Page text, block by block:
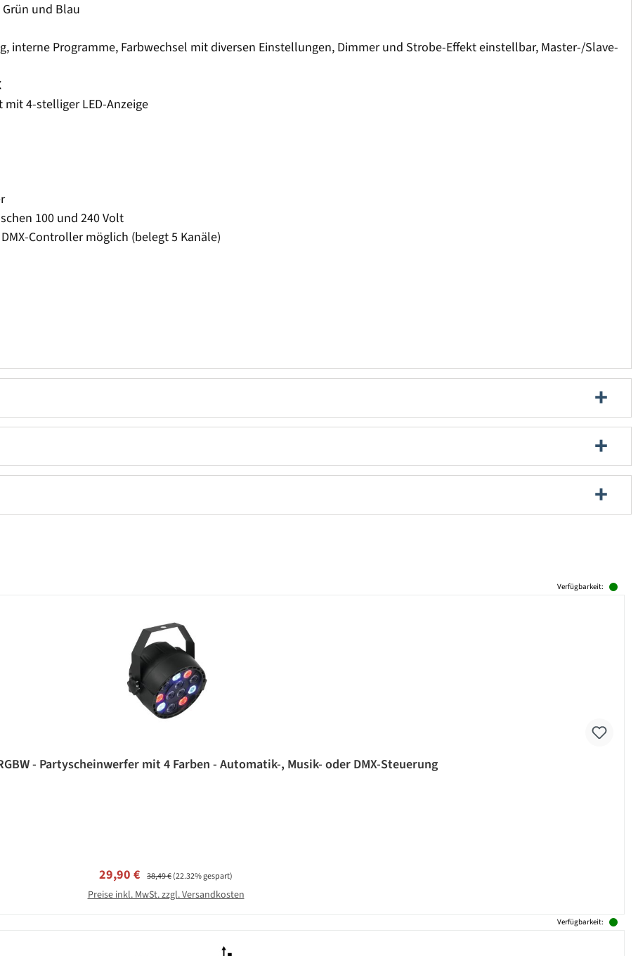
und Blau
interne Programme, Farbwechsel mit diversen Einstellungen, Dimmer und Strobe-Effekt einstellbar, Master-/Slave-
4-stelliger LED-Anzeige
100 und 240 Volt
Controller möglich (belegt 5 Kanäle)
Verfügbarkeit:
- Partyscheinwerfer mit 4 Farben - Automatik-, Musik- oder DMX-Steuerung
Verkaufspreis:
29,90 € Regulärer Preis:
38,49 €(22.32% gespart)
Preise inkl. MwSt. zzgl. Versandkosten
Verfügbarkeit: